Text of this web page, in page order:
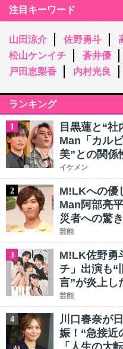
注目キーワード
山田涼介 佐野勇斗
松山ケンイチ
蒼井優
戸田恵梨香
内村光良
ランキング
1
目黒蓮と“
Man「カル
美”との関係
イケメン
2
M!LKへの優
Man阿部亮
災者への驚
芸能
3
M!LK佐野勇
チ」出演も“
言”が炎上し
芸能
4
川口春奈が
娠！“急接近
「人生の大転